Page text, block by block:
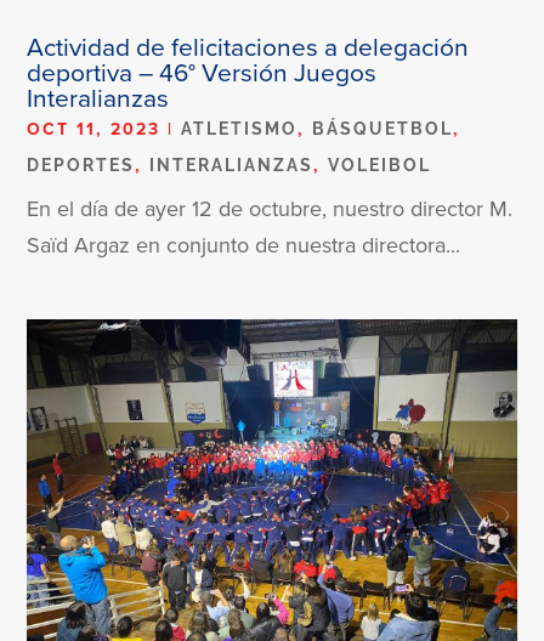
Actividad de felicitaciones a delegación
deportiva – 46° Versión Juegos
Interalianzas
OCT 11, 2023 |ATLETISMO, BÁSQUETBOL,
DEPORTES, INTERALIANZAS,VOLEIBOL
En el día de ayer 12 de octubre, nuestro director M.
Saïd Argaz en conjunto de nuestra directora...